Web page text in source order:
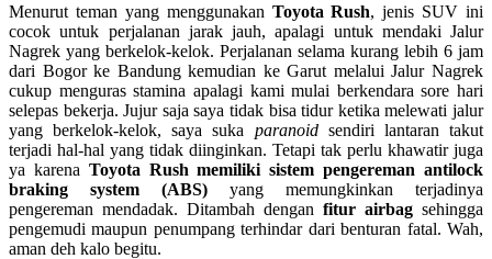
Menurut teman yang menggunakan Toyota Rush, jenis SUV ini
cocok untuk perjalanan jarak jauh, apalagi untuk mendaki Jalur
Nagrek yang berkelok-kelok. Perjalanan selama kurang lebih 6 jam
dari Bogor ke Bandung kemudian ke Garut melalui Jalur Nagrek
cukup menguras stamina apalagi kami mulai berkendara sore hari
selepas bekerja. Jujur saja saya tidak bisa tidur ketika melewati jalur
yang berkelok-kelok, saya suka paranoidsendiri lantaran takut
terjadi hal-hal yang tidak diinginkan. Tetapi tak perlu khawatir juga
ya karena Toyota Rush memiliki sistem pengereman antilock
braking system (ABS) yang memungkinkan terjadinya
pengereman mendadak. Ditambah dengan fitur airbag sehingga
pengemudi maupun penumpang terhindar dari benturan fatal. Wah,
aman deh kalo begitu.